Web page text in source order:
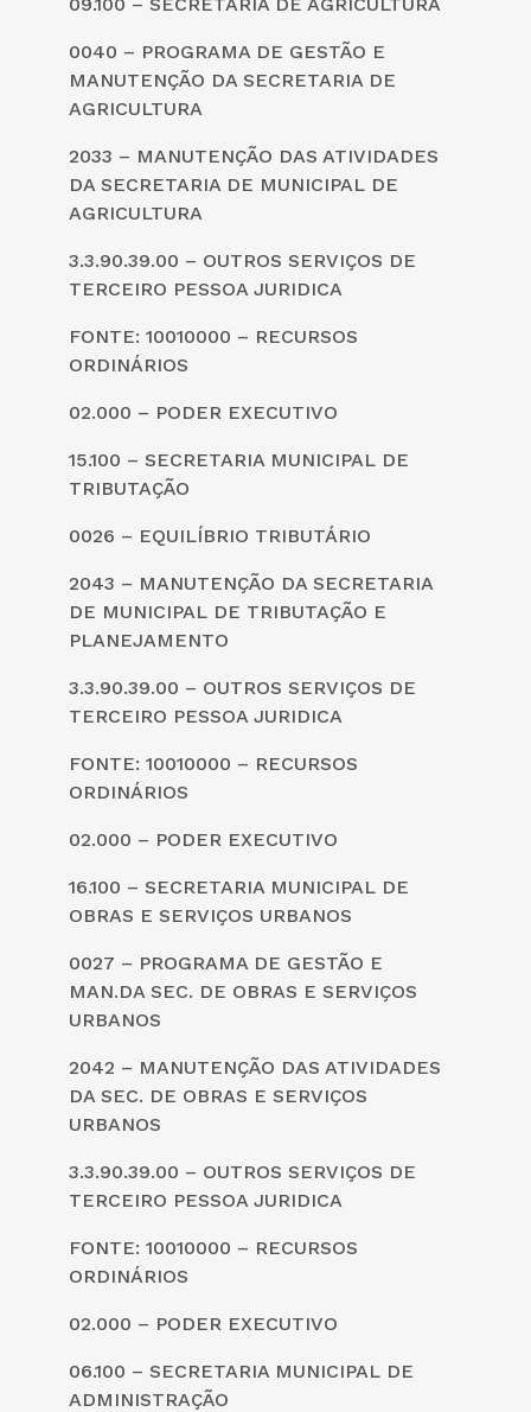
0040 – PROGRAMA DE GESTÃO E
MANUTENÇÃO DA SECRETARIA DE
AGRICULTURA
2033 – MANUTENÇÃO DAS ATIVIDADES
DA SECRETARIA DE MUNICIPAL DE
AGRICULTURA
3.3.90.39.00 – OUTROS SERVIÇOS DE
TERCEIRO PESSOA JURIDICA
FONTE: 10010000 – RECURSOS
ORDINÁRIOS
02.000 – PODER EXECUTIVO
15.100 – SECRETARIA MUNICIPAL DE
TRIBUTAÇÃO
0026 – EQUILÍBRIO TRIBUTÁRIO
2043 – MANUTENÇÃO DA SECRETARIA
DE MUNICIPAL DE TRIBUTAÇÃO E
PLANEJAMENTO
3.3.90.39.00 – OUTROS SERVIÇOS DE
TERCEIRO PESSOA JURIDICA
FONTE: 10010000 – RECURSOS
ORDINÁRIOS
02.000 – PODER EXECUTIVO
16.100 – SECRETARIA MUNICIPAL DE
OBRAS E SERVIÇOS URBANOS
0027 – PROGRAMA DE GESTÃO E
MAN.DA SEC. DE OBRAS E SERVIÇOS
URBANOS
2042 – MANUTENÇÃO DAS ATIVIDADES
DA SEC. DE OBRAS E SERVIÇOS
URBANOS
3.3.90.39.00 – OUTROS SERVIÇOS DE
TERCEIRO PESSOA JURIDICA
FONTE: 10010000 – RECURSOS
ORDINÁRIOS
02.000 – PODER EXECUTIVO
06.100 – SECRETARIA MUNICIPAL DE
ADMINISTRAÇÃO